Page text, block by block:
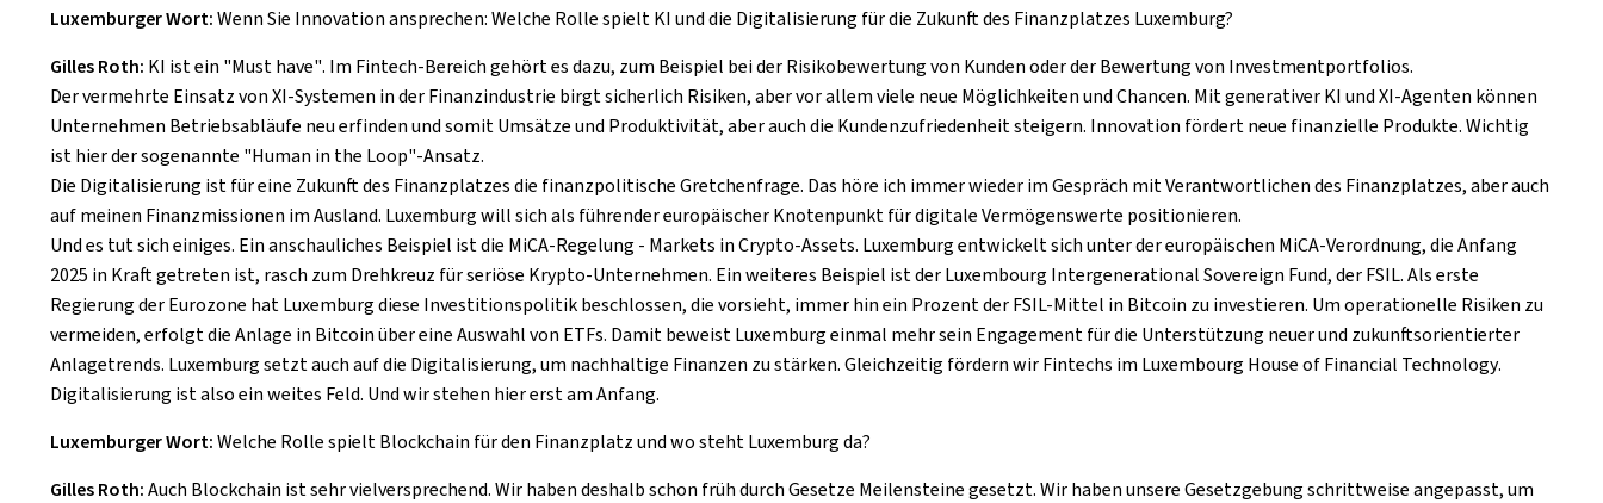
Luxemburger Wort:Wenn Sie Innovation ansprechen: Welche Rolle spielt KI und die Digitalisierung für die Zukunft des Finanzplatzes Luxemburg?
Gilles Roth: KI ist ein "Must have". Im Fintech-Bereich gehört es dazu, zum Beispiel bei der Risikobewertung von Kunden oder der Bewertung von Investmentportfolios.
Der vermehrte Einsatz von XI-Systemen in der Finanzindustrie birgt sicherlich Risiken, aber vor allem viele neue Möglichkeiten und Chancen. Mit generativer KI und XI-Agenten können
Unternehmen Betriebsabläufe neu erfinden und somit Umsätze und Produktivität, aber auch die Kundenzufriedenheit steigern. Innovation fördert neue finanzielle Produkte. Wichtig
ist hier der sogenannte "Human in the Loop"-Ansatz.
Die Digitalisierung ist für eine Zukunft des Finanzplatzes die finanzpolitische Gretchenfrage. Das höre ich immer wieder im Gespräch mit Verantwortlichen des Finanzplatzes, aber auch
auf meinen Finanzmissionen im Ausland. Luxemburg will sich als führender europäischer Knotenpunkt für digitale Vermögenswerte positionieren.
Und es tut sich einiges. Ein anschauliches Beispiel ist die MiCA-Regelung - Markets inCrypto-Assets. Luxemburg entwickelt sich unter der europäischen MiCA-Verordnung, die Anfang
2025 in Kraft getreten ist, rasch zum Drehkreuz für seriöse Krypto-Unternehmen. Ein weiteres Beispiel ist der Luxembourg IntergenerationalSovereign Fund, der FSIL. Als erste
Regierung der Eurozone hat Luxemburg diese Investitionspolitik beschlossen, die vorsieht, immer hin ein Prozent der FSIL-Mittel in Bitcoin zu investieren. Um operationelle Risiken zu
vermeiden, erfolgt die Anlage in Bitcoin über eine Auswahl von ETFs. Damit beweist Luxemburg einmal mehr sein Engagement für die Unterstützung neuer und zukunftsorientierter
Anlagetrends. Luxemburg setzt auch auf die Digitalisierung, um nachhaltige Finanzen zu stärken. Gleichzeitig fördern wirFintechs im Luxembourg House of Financial Technology.
Digitalisierung ist also ein weites Feld. Und wir stehen hier erst am Anfang.
Luxemburger Wort:Welche Rolle spielt Blockchain für den Finanzplatz und wo steht Luxemburg da?
Gilles Roth:Auch Blockchain ist sehr vielversprechend. Wir haben deshalb schon früh durch Gesetze Meilensteine gesetzt. Wir haben unsere Gesetzgebung schrittweise angepasst, um